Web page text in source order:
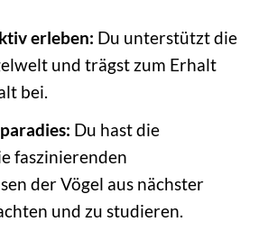
erleben: Du unterstützt die
und trägst zum Erhalt
bei.
Du hast die
faszinierenden
der Vögel aus nächster
und zu studieren.